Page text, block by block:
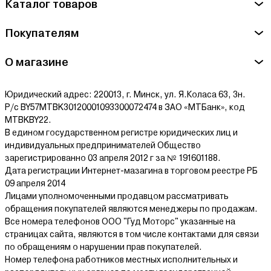
обслуживании делает генераторы Champion идеальным
Популярные модели генераторов Champion:
Champion IGG950: Компактный и мощный генератор,
работой даже при высоких нагрузках.
Champion GG7501E: Мощный генератор с превосходными
техническими характеристиками для профессионального
использования.
Champion DG10000E-3: Надежный генератор с высокой
производительностью для широкого спектра задач.
Приобретайте генераторы Champion в Минске по выгодным
ценам на agrox.by уже сегодня! Мы предлагаем удобные
условия оплаты в рассрочку или кредит, чтобы обеспечить ваш
бизнес или дом надежным источником энергии от
проверенного бренда.
Каталог товаров
Покупателям
О магазине
Юридический адрес: 220013, г. Минск, ул. Я.Коласа 63, 3н.
Р/с BY57MTBK30120001093300072474 в ЗАО «МТБанк», код
MTBKBY22.
В едином государственном регистре юридических лиц и
индивидуальных предпринимателей Общество
зарегистрированно 03 апреля 2012 г за № 191601188.
Дата регистрации Интернет-мазагина в торговом реестре РБ
09 апреля 2014
Лицами уполномоченными продавцом рассматривать
обращения покупателей являются менеджеры по продажам.
Все номера телефонов ООО "Гуд Моторс" указанные на
страницах сайта, являются в том числе контактами для связи
по обращениям о нарушении прав покупателей.
Номер телефона работников местных исполнительных и